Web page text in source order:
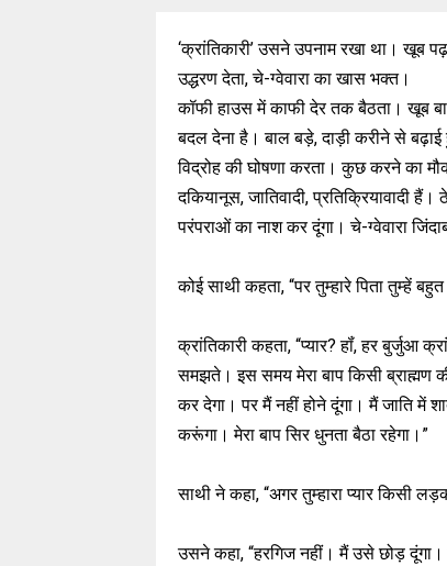
‘क्रांतिकारी’ उसने उपनाम रखा था। खूब
उद्धरण देता, चे-ग्वेवारा का खास भक्त।
कॉफी हाउस में काफी देर तक बैठता। खूब
बदल देना है। बाल बड़े, दाड़ी करीने से बढ़ाई
विद्रोह की घोषणा करता। कुछ करने का
दकियानूस, जातिवादी,
परंपराओं का नाश कर दूंगा। चे-ग्वेवारा
कोई साथी कहता, “पर तुम्हारे पिता तुम्हें
क्रांतिकारी कहता, “प्यार? हॉं, हर बुर्जुआ
समझते। इस समय मेरा बाप किसी
कर देगा। पर मैं नहीं होने दूंगा। मैं जाति में
करूंगा। मेरा बाप सिर धुनता बैठा रहेगा।”
साथी ने कहा, “अगर तुम्हारा प्यार किसी
उसने कहा, “हरगिज नहीं। मैं उसे छोड़ दूंगा।